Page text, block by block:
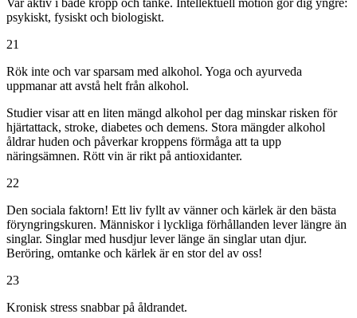
Var aktiv i både kropp och tanke. Intellektuell motion gör dig yngre:
psykiskt, fysiskt och biologiskt.
21
Rök inte och var sparsam med alkohol. Yoga och ayurveda
uppmanar att avstå helt från alkohol.
Studier visar att en liten mängd alkohol per dag minskar risken för
hjärtattack, stroke, diabetes och demens. Stora mängder alkohol
åldrar huden och påverkar kroppens förmåga att ta upp
näringsämnen. Rött vin är rikt på antioxidanter.
22
Den sociala faktorn! Ett liv fyllt av vänner och kärlek är den bästa
föryngringskuren. Människor i lyckliga förhållanden lever längre än
singlar. Singlar med husdjur lever länge än singlar utan djur.
Beröring, omtanke och kärlek är en stor del av oss!
23
Kronisk stress snabbar på åldrandet.